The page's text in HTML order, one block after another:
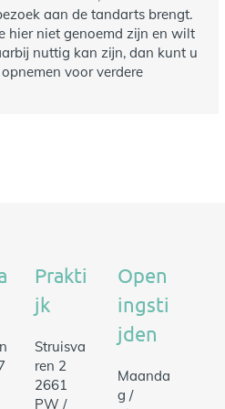
aan de tandarts brengt.
hier niet genoemd zijn en wilt
nuttig kan zijn, dan kunt u
voor verdere
Prakti
jk
Struisva
ren 2
2661
PW /
Open
ingsti
jden
Maanda
g /